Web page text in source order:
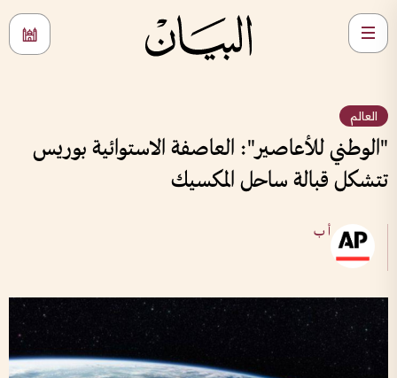
العالم
"الوطني للأعاصير": العاصفة الاستوائية بوريس
تتشكل قبالة ساحل المكسيك
أ ب